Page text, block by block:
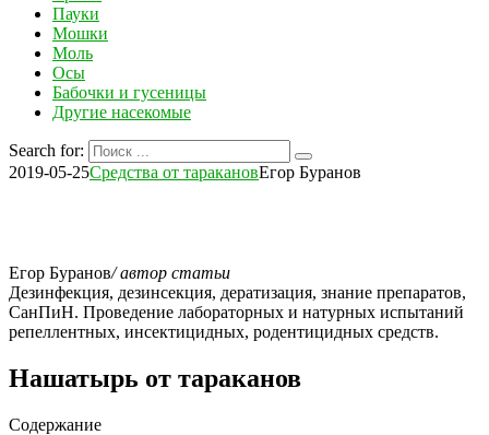
Пауки
Мошки
Моль
Осы
Бабочки и гусеницы
Другие насекомые
Search for:
2019-05-25Средства от таракановЕгор Буранов
Егор Буранов/ автор статьи
Дезинфекция, дезинсекция, дератизация, знание препаратов,
СанПиН. Проведение лабораторных и натурных испытаний
репеллентных, инсектицидных, родентицидных средств.
Нашатырь от тараканов
Содержание